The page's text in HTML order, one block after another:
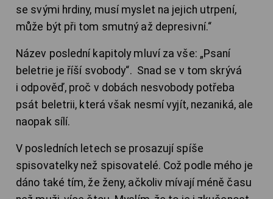
se svými hrdiny, musí myslet na jejich utrpení,
může být při tom smutný až depresivní.“
Název poslední kapitoly mluví za vše: „Psaní
beletrie je říší svobody“. Snad se v tom skrývá
i odpověď, proč v dobách nesvobody potřeba
psát beletrii, která však nesmí vyjít, nezaniká, ale
naopak sílí.
V posledních letech se prosazují spíše
spisovatelky než spisovatelé. Což podle mého je
dáno také tím, že ženy, ačkoliv mívají méně času